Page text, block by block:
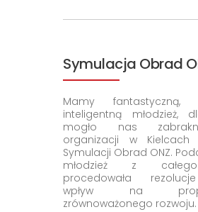
Symulacja Obrad
Mamy
inteligentną młodzież,
mogło nas
organizacji w Kielcach
Symulacji Obrad ONZ.
młodzież z
procedowała
wpływ na
zrównoważonego rozwoju.